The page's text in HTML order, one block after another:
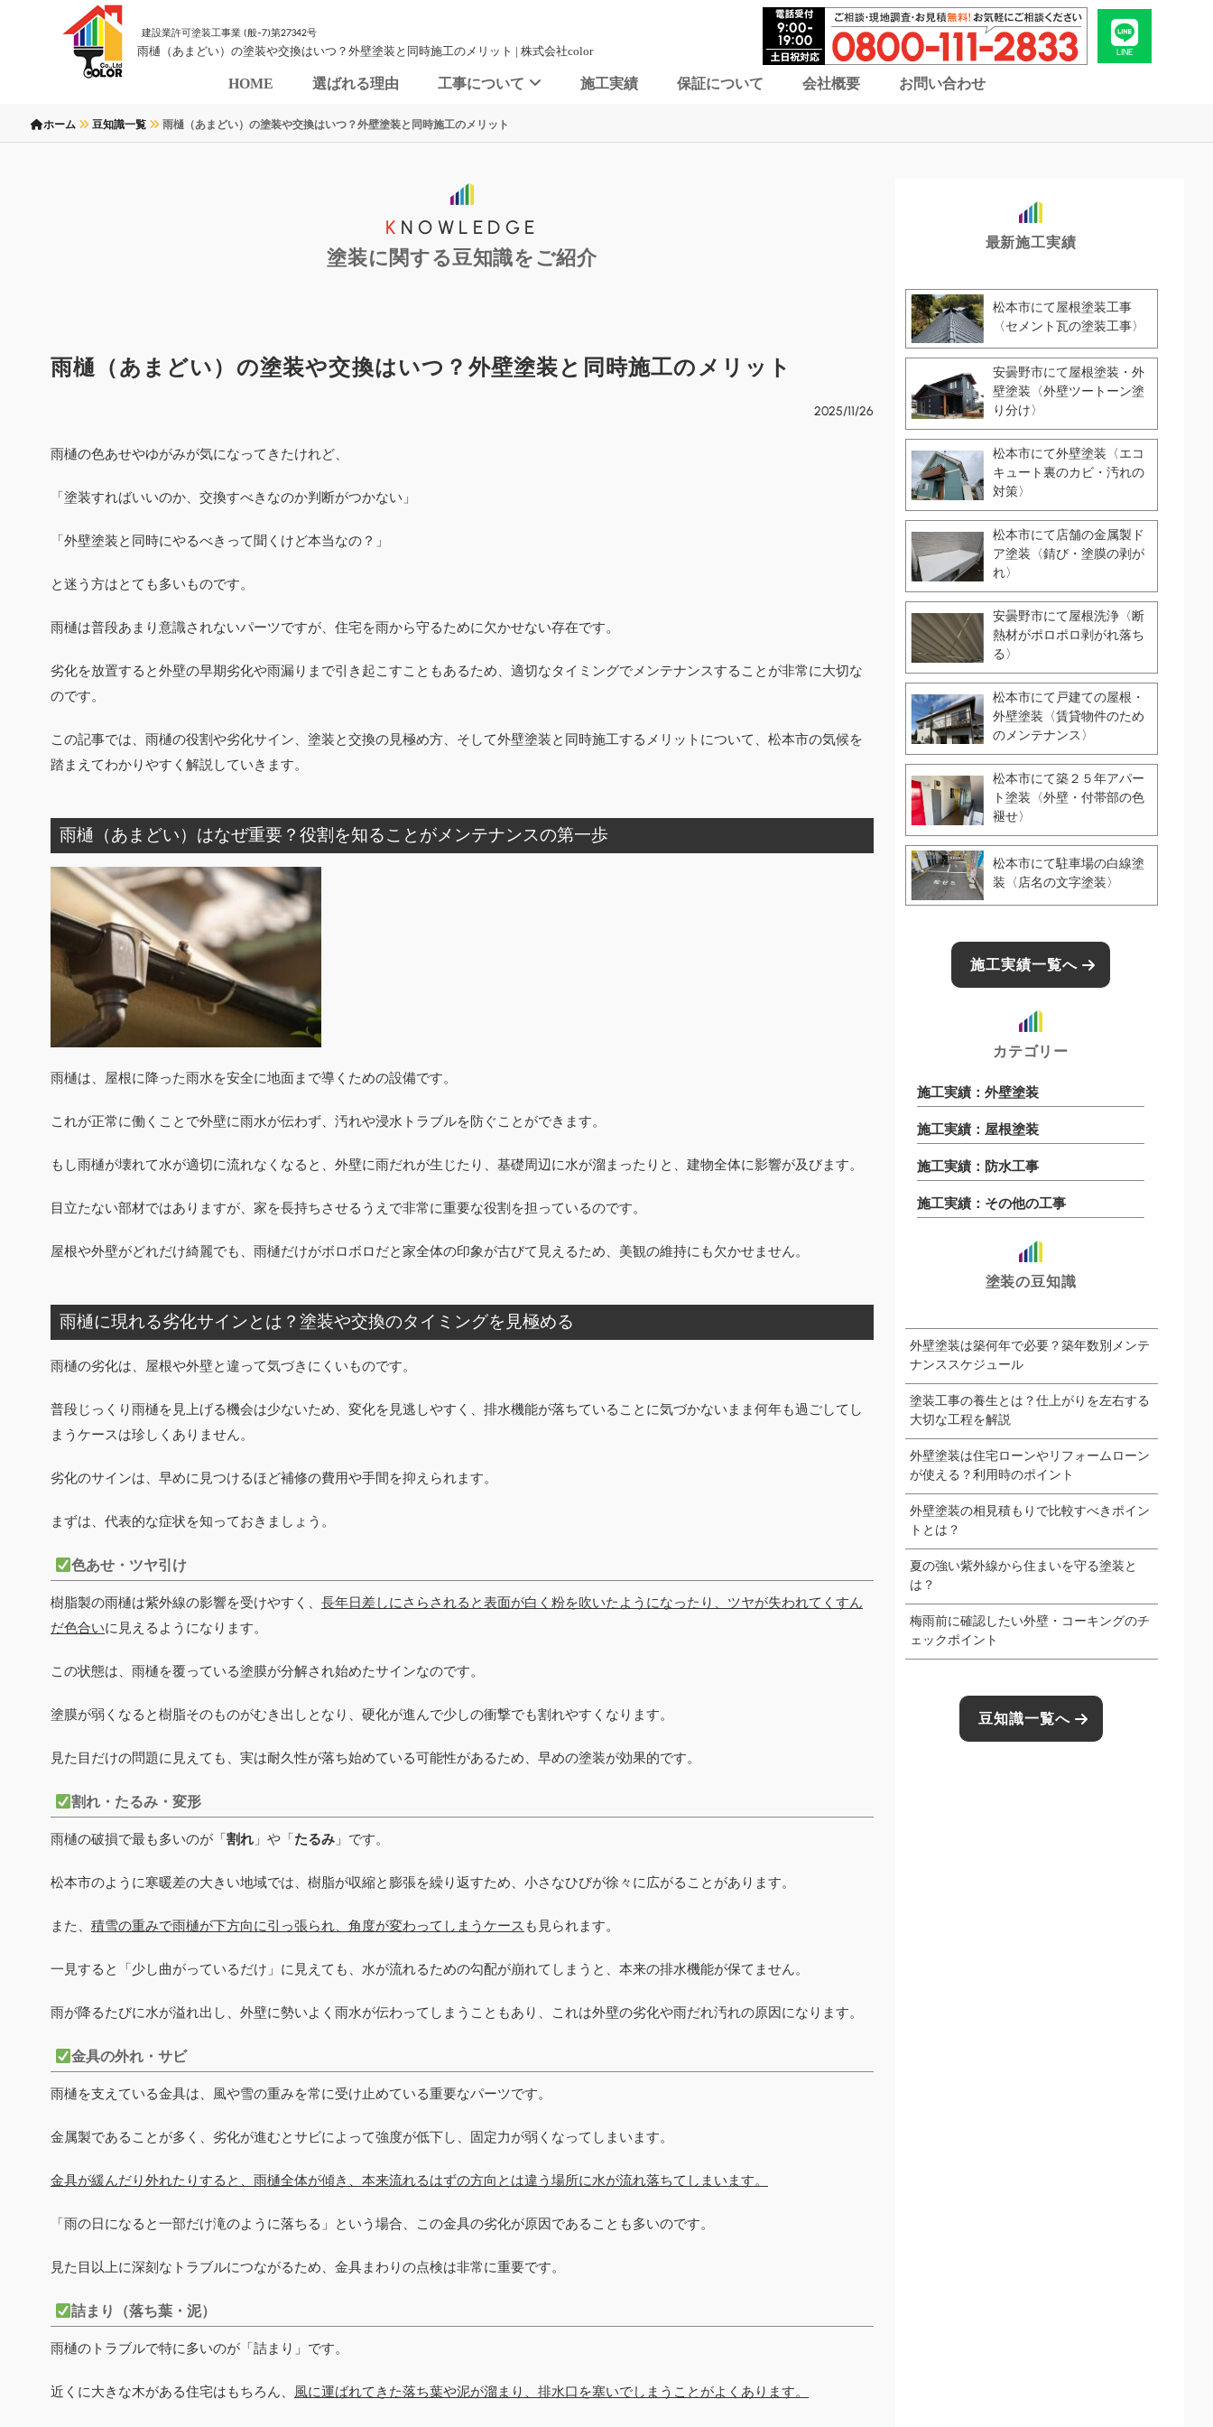
雨樋（あまどい）の塗装や交換はいつ？外壁塗装と同時施工のメリット | 株式会社color
建設業許可塗装工事業 (般-7)第27342号
LINE
HOME 選ばれる理由 工事について 施工実績 保証について 会社概要 お問い合わせ
ホーム 豆知識一覧 雨樋（あまどい）の塗装や交換はいつ？外壁塗装と同時施工のメリット
KNOWLEDGE
塗装に関する豆知識をご紹介
雨樋（あまどい）の塗装や交換はいつ？外壁塗装と同時施工のメリット
2025/11/26
雨樋の色あせやゆがみが気になってきたけれど、
「塗装すればいいのか、交換すべきなのか判断がつかない」
「外壁塗装と同時にやるべきって聞くけど本当なの？」
と迷う方はとても多いものです。
雨樋は普段あまり意識されないパーツですが、住宅を雨から守るために欠かせない存在です。
劣化を放置すると外壁の早期劣化や雨漏りまで引き起こすこともあるため、適切なタイミングでメンテナンスすることが非常に大切な
のです。
この記事では、雨樋の役割や劣化サイン、塗装と交換の見極め方、そして外壁塗装と同時施工するメリットについて、松本市の気候を
踏まえてわかりやすく解説していきます。
雨樋（あまどい）はなぜ重要？役割を知ることがメンテナンスの第一歩
雨樋は、屋根に降った雨水を安全に地面まで導くための設備です。
これが正常に働くことで外壁に雨水が伝わず、汚れや浸水トラブルを防ぐことができます。
もし雨樋が壊れて水が適切に流れなくなると、外壁に雨だれが生じたり、基礎周辺に水が溜まったりと、建物全体に影響が及びます。
目立たない部材ではありますが、家を長持ちさせるうえで非常に重要な役割を担っているのです。
屋根や外壁がどれだけ綺麗でも、雨樋だけがボロボロだと家全体の印象が古びて見えるため、美観の維持にも欠かせません。
雨樋に現れる劣化サインとは？塗装や交換のタイミングを見極める
雨樋の劣化は、屋根や外壁と違って気づきにくいものです。
普段じっくり雨樋を見上げる機会は少ないため、変化を見逃しやすく、排水機能が落ちていることに気づかないまま何年も過ごしてし
まうケースは珍しくありません。
劣化のサインは、早めに見つけるほど補修の費用や手間を抑えられます。
まずは、代表的な症状を知っておきましょう。
色あせ・ツヤ引け
樹脂製の雨樋は紫外線の影響を受けやすく、 長年日差しにさらされると表面が白く粉を吹いたようになったり、ツヤが失われてくすん
だ色合いに見えるようになります。
この状態は、雨樋を覆っている塗膜が分解され始めたサインなのです。
塗膜が弱くなると樹脂そのものがむき出しとなり、硬化が進んで少しの衝撃でも割れやすくなります。
見た目だけの問題に見えても、実は耐久性が落ち始めている可能性があるため、早めの塗装が効果的です。
割れ・たるみ・変形
雨樋の破損で最も多いのが「割れ 」や「たるみ 」です。
松本市のように寒暖差の大きい地域では、樹脂が収縮と膨張を繰り返すため、小さなひびが徐々に広がることがあります。
また、 積雪の重みで雨樋が下方向に引っ張られ、角度が変わってしまうケース も見られます。
一見すると「少し曲がっているだけ」に見えても、水が流れるための勾配が崩れてしまうと、本来の排水機能が保てません。
雨が降るたびに水が溢れ出し、外壁に勢いよく雨水が伝わってしまうこともあり、これは外壁の劣化や雨だれ汚れの原因になります。
金具の外れ・サビ
雨樋を支えている金具は、風や雪の重みを常に受け止めている重要なパーツです。
金属製であることが多く、劣化が進むとサビによって強度が低下し、固定力が弱くなってしまいます。
金具が緩んだり外れたりすると、雨樋全体が傾き、本来流れるはずの方向とは違う場所に水が流れ落ちてしまいます。
「雨の日になると一部だけ滝のように落ちる」という場合、この金具の劣化が原因であることも多いのです。
見た目以上に深刻なトラブルにつながるため、金具まわりの点検は非常に重要です。
詰まり（落ち葉・泥）
雨樋のトラブルで特に多いのが「詰まり」です。
近くに大きな木がある住宅はもちろん、 風に運ばれてきた落ち葉や泥が溜まり、排水口を塞いでしまうことがよくあります。
最新施工実績
松本市にて屋根塗装工事
〈セメント瓦の塗装工事〉
安曇野市にて屋根塗装・外
壁塗装〈外壁ツートーン塗
り分け〉
松本市にて外壁塗装〈エコ
キュート裏のカビ・汚れの
対策〉
松本市にて店舗の金属製ド
ア塗装〈錆び・塗膜の剥が
れ〉
安曇野市にて屋根洗浄〈断
熱材がポロポロ剥がれ落ち
る〉
松本市にて戸建ての屋根・
外壁塗装〈賃貸物件のため
のメンテナンス〉
松本市にて築２５年アパー
ト塗装〈外壁・付帯部の色
褪せ〉
松本市にて駐車場の白線塗
装〈店名の文字塗装〉
施工実績一覧へ
カテゴリー
施工実績：外壁塗装
施工実績：屋根塗装
施工実績：防水工事
施工実績：その他の工事
塗装の豆知識
外壁塗装は築何年で必要？築年数別メンテ
ナンススケジュール
塗装工事の養生とは？仕上がりを左右する
大切な工程を解説
外壁塗装は住宅ローンやリフォームローン
が使える？利用時のポイント
外壁塗装の相見積もりで比較すべきポイン
トとは？
夏の強い紫外線から住まいを守る塗装と
は？
梅雨前に確認したい外壁・コーキングのチ
ェックポイント
豆知識一覧へ